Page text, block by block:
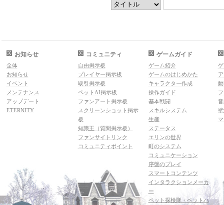
お知らせ
全体
お知らせ
イベント
メンテナンス
アップデート
ETERNITY
コミュニティ
自由掲示板
プレイヤー掲示板
取引掲示板
ペットAI掲示板
ファンアート掲示板
スクリーンショット掲示
板
知識王（質問掲示板）
ファンサイトリンク
コミュニティポイント
ゲームガイド
ゲーム紹介
ゲームのはじめかた
キャラクター作成
操作ガイド
基本戦闘
スキルシステム
生産
ステータス
エリンの世界
町のシステム
コミュニケーション
序盤のプレイ
スマートコンテンツ
インタラクションメーカ
ー
ペット探検隊・ペットハ